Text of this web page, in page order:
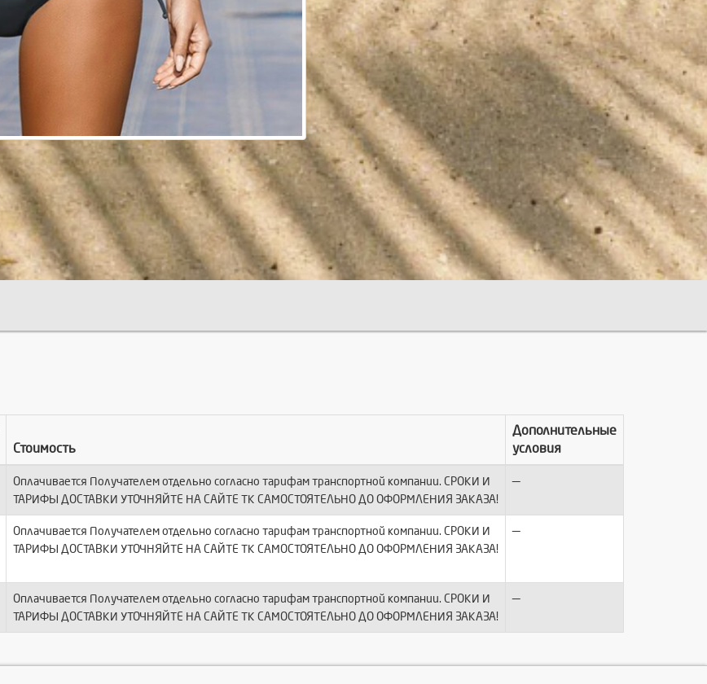
Стоимость
Дополнительные
условия
Оплачивается Получателем отдельно согласно тарифам транспортной компании. СРОКИ И
ТАРИФЫ ДОСТАВКИ УТОЧНЯЙТЕ НА САЙТЕ ТК САМОСТОЯТЕЛЬНО ДО ОФОРМЛЕНИЯ ЗАКАЗА!
—
Оплачивается Получателем отдельно согласно тарифам транспортной компании. СРОКИ И
ТАРИФЫ ДОСТАВКИ УТОЧНЯЙТЕ НА САЙТЕ ТК САМОСТОЯТЕЛЬНО ДО ОФОРМЛЕНИЯ ЗАКАЗА!
—
Оплачивается Получателем отдельно согласно тарифам транспортной компании. СРОКИ И
ТАРИФЫ ДОСТАВКИ УТОЧНЯЙТЕ НА САЙТЕ ТК САМОСТОЯТЕЛЬНО ДО ОФОРМЛЕНИЯ ЗАКАЗА!
—